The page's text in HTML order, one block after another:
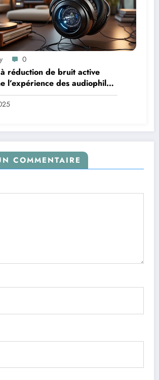
0
réduction de bruit active
l’expérience des audiophiles
COMMENTAIRE